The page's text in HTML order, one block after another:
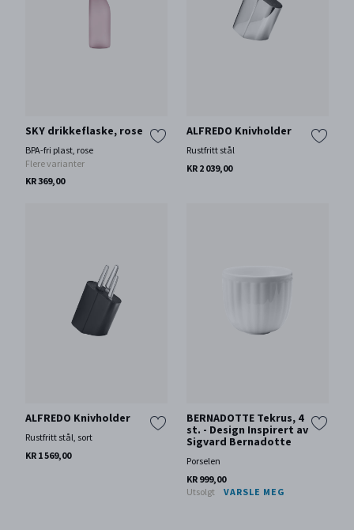
SKY drikkeflaske, rose
BPA-fri plast, rose
Flere varianter
KR 369,00
ALFREDO Knivholder
Rustfritt stål
KR 2 039,00
ALFREDO Knivholder
Rustfritt stål, sort
KR 1 569,00
BERNADOTTE Tekrus, 4
st. - Design Inspirert av
Sigvard Bernadotte
Porselen
KR 999,00
Utsolgt
VARSLE MEG